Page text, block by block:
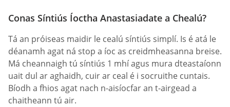
Conas Síntiús Íoctha Anastasiadate a Chealú?
Tá an próiseas maidir le cealú síntiús simplí. Is é atá le
déanamh agat ná stop a íoc as creidmheasanna breise.
Má cheannaigh tú síntiús 1 mhí agus mura dteastaíonn
uait dul ar aghaidh, cuir ar ceal é i socruithe cuntais.
Bíodh a fhios agat nach n-aisíocfar an t-airgead a
chaitheann tú air.